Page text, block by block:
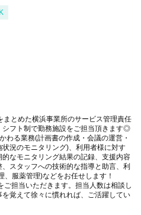
とめた横浜事業所のサービス管理責任
シフト制で勤務施設をご担当頂きます◎
わる業務(計画書の作成・会議の運営・
況のモニタリング)、利用者様に対す
なモニタリング結果の記録、支援内容
スタッフへの技術的な指導と助言、利
服薬管理)などをお任せします！
担当いただきます。担当人数は相談し
覚えて徐々に慣れれば、ご活躍してい